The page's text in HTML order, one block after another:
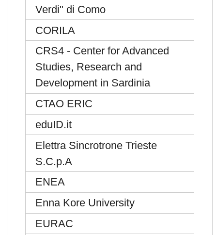
Verdi" di Como
CORILA
CRS4 - Center for Advanced
Studies, Research and
Development in Sardinia
CTAO ERIC
eduID.it
Elettra Sincrotrone Trieste
S.C.p.A
ENEA
Enna Kore University
EURAC